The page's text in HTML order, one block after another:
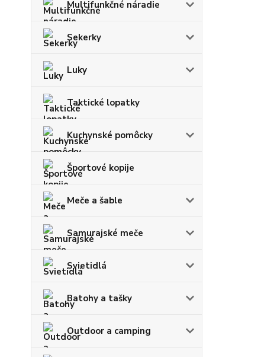
Multifunkčné náradie
Sekerky
Luky
Taktické lopatky
Kuchynské pomôcky
Športové kopije
Meče a šable
Samurajské meče
Svietidlá
Batohy a tašky
Outdoor a camping